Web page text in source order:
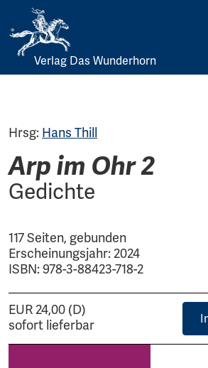
Skip
Verlag Das Wunderhorn
Hrsg: Hans Thill
Arp im Ohr 2
Gedichte
117 Seiten, gebunden
Erscheinungsjahr: 2024
ISBN: 978-3-88423-718-2
EUR 24,00 (D)
sofort lieferbar